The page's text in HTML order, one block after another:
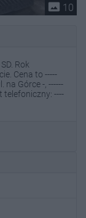
photo_size_select_actual 10
Rok
Cena to -----
na Górce -, ------
telefoniczny: ----